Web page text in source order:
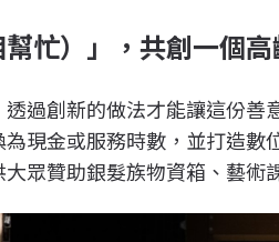
幫忙）」，共創一個
過創新的做法才能讓這份
現金或服務時數，並打造
眾贊助銀髮族物資箱、藝術